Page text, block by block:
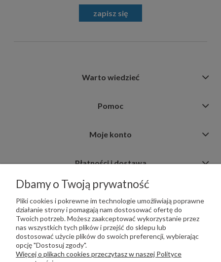
zapisz się
Warto wiedzieć
Pomoc
Moje konto
Płatności i dostawa
Informacje
PŁATNOŚCI OBSŁUGUJE:
Dbamy o Twoją prywatność
Pliki cookies i pokrewne im technologie umożliwiają poprawne
działanie strony i pomagają nam dostosować ofertę do
Twoich potrzeb. Możesz zaakceptować wykorzystanie przez
nas wszystkich tych plików i przejść do sklepu lub
dostosować użycie plików do swoich preferencji, wybierając
opcję "Dostosuj zgody".
Więcej o plikach cookies przeczytasz w naszej Polityce